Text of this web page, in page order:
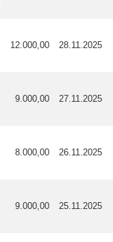
12.000,00 28.11.2025
9.000,00 27.11.2025
8.000,00 26.11.2025
9.000,00 25.11.2025